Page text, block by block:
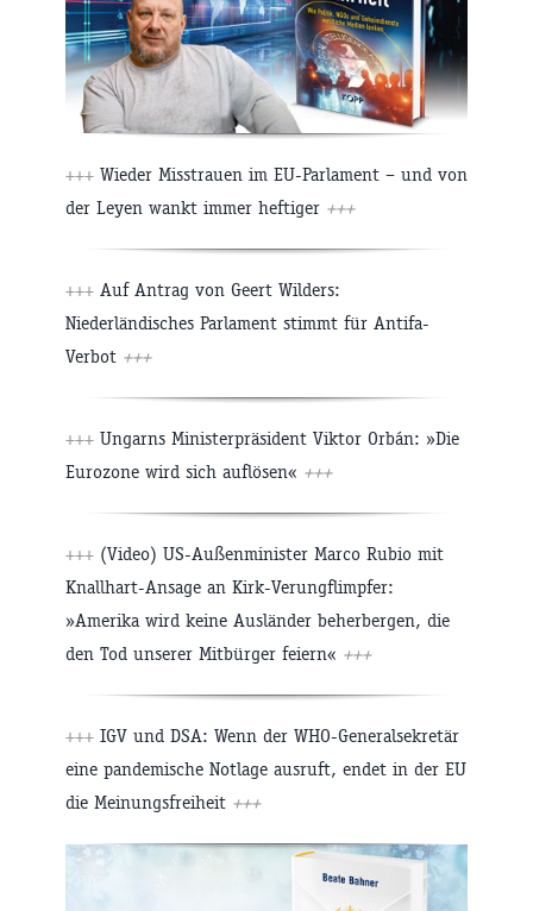
+++ Wieder Misstrauen im EU-Parlament – und von
der Leyen wankt immer heftiger +++
+++ Auf Antrag von Geert Wilders:
Niederländisches Parlament stimmt für Antifa-
Verbot +++
+++ Ungarns Ministerpräsident Viktor Orbán: »Die
Eurozone wird sich auflösen« +++
+++ (Video) US-Außenminister Marco Rubio mit
Knallhart-Ansage an Kirk-Verungflimpfer:
»Amerika wird keine Ausländer beherbergen, die
den Tod unserer Mitbürger feiern« +++
+++ IGV und DSA: Wenn der WHO-Generalsekretär
eine pandemische Notlage ausruft, endet in der EU
die Meinungsfreiheit +++